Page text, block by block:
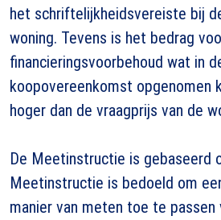
het schriftelijkheidsvereiste bij
woning. Tevens is het bedrag
financieringsvoorbehoud wat in
koopovereenkomst opgenomen
hoger dan de vraagprijs van de
De Meetinstructie is gebaseerd
Meetinstructie is bedoeld om
manier van meten toe te passen